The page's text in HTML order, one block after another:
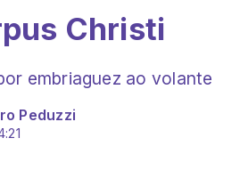
Christi
embriaguez ao volante
Peduzzi